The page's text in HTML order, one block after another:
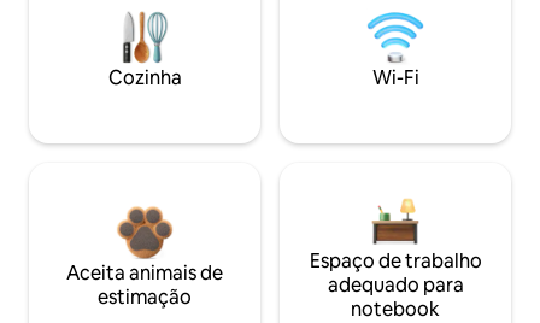
Cozinha Wi-Fi
Aceita animais de
estimação
Espaço de trabalho
adequado para
notebook